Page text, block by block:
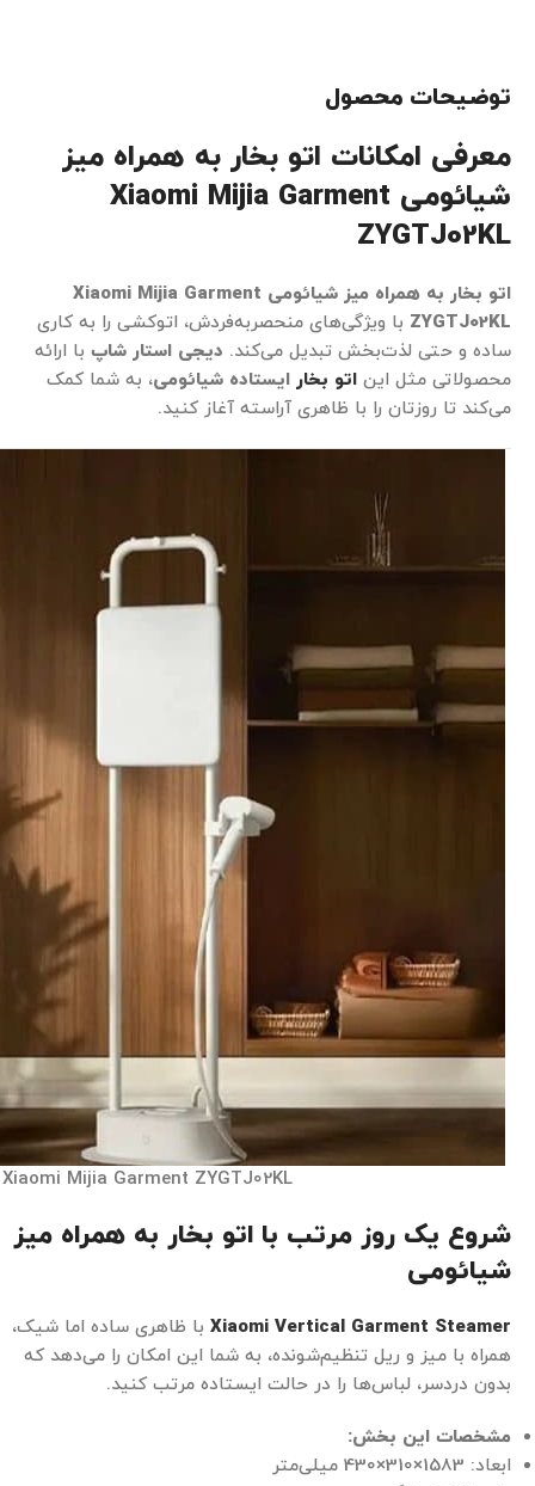
توضیحات محصول
معرفی امکانات اتو بخار به همراه میز
شیائومی Xiaomi Mijia Garment
ZYGTJ02KL
اتو بخار به همراه میز شیائومی Xiaomi Mijia Garment
ZYGTJ02KL با ویژگی‌های منحصربه‌فردش، اتوکشی را به کاری
ساده و حتی لذت‌بخش تبدیل می‌کند. دیجی استار شاپ با ارائه
محصولاتی مثل این اتو بخار ایستاده شیائومی، به شما کمک
می‌کند تا روزتان را با ظاهری آراسته آغاز کنید.
Xiaomi Mijia Garment ZYGTJ02KL
شروع یک روز مرتب با اتو بخار به همراه میز
شیائومی
Xiaomi Vertical Garment Steamer با ظاهری ساده اما شیک،
همراه با میز و ریل تنظیم‌شونده، به شما این امکان را می‌دهد که
بدون دردسر، لباس‌ها را در حالت ایستاده مرتب کنید.
مشخصات این بخش:
ابعاد: 1583×310×430 میلی‌متر